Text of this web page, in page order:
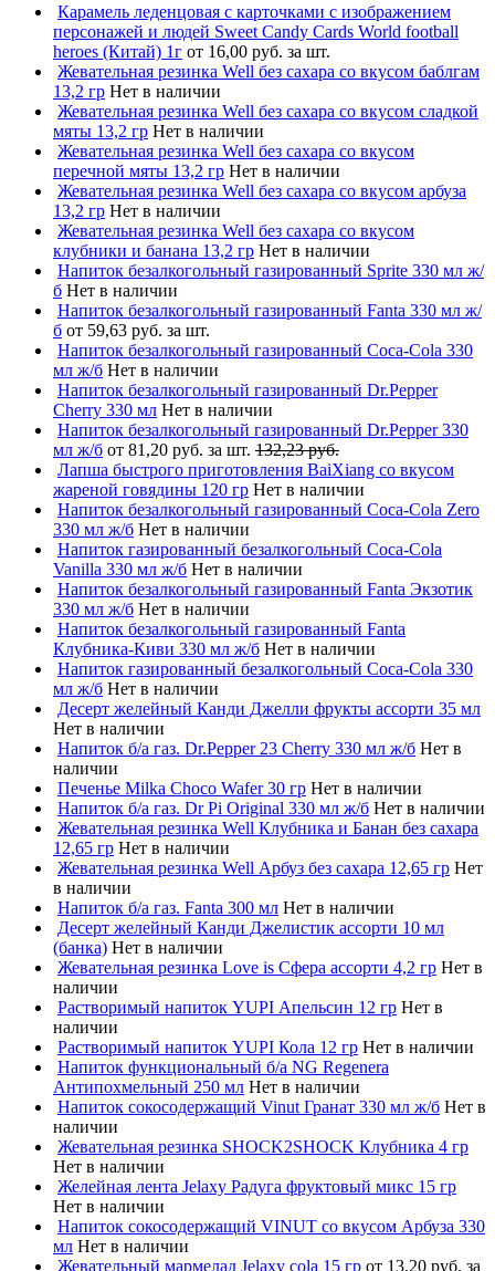
Карамель леденцовая с карточками с изображением
персонажей и людей Sweet Candy Cards World football
heroes (Китай) 1г от 16,00 руб. за шт.
Жевательная резинка Well без сахара со вкусом баблгам
13,2 гр Нет в наличии
Жевательная резинка Well без сахара со вкусом сладкой
мяты 13,2 гр Нет в наличии
Жевательная резинка Well без сахара со вкусом
перечной мяты 13,2 гр Нет в наличии
Жевательная резинка Well без сахара со вкусом арбуза
13,2 гр Нет в наличии
Жевательная резинка Well без сахара со вкусом
клубники и банана 13,2 гр Нет в наличии
Напиток безалкогольный газированный Sprite 330 мл ж/
б Нет в наличии
Напиток безалкогольный газированный Fanta 330 мл ж/
б от 59,63 руб. за шт.
Напиток безалкогольный газированный Coca-Cola 330
мл ж/б Нет в наличии
Напиток безалкогольный газированный Dr.Pepper
Cherry 330 мл Нет в наличии
Напиток безалкогольный газированный Dr.Pepper 330
мл ж/б от 81,20 руб. за шт. 132,23 руб.
Лапша быстрого приготовления BaiXiang со вкусом
жареной говядины 120 гр Нет в наличии
Напиток безалкогольный газированный Coca-Cola Zero
330 мл ж/б Нет в наличии
Напиток газированный безалкогольный Coca-Cola
Vanilla 330 мл ж/б Нет в наличии
Напиток безалкогольный газированный Fanta Экзотик
330 мл ж/б Нет в наличии
Напиток безалкогольный газированный Fanta
Клубника-Киви 330 мл ж/б Нет в наличии
Напиток газированный безалкогольный Coca-Cola 330
мл ж/б Нет в наличии
Десерт желейный Канди Джелли фрукты ассорти 35 мл
Нет в наличии
Напиток б/а газ. Dr.Pepper 23 Cherry 330 мл ж/б Нет в
наличии
Печенье Milka Choco Wafer 30 гр Нет в наличии
Напиток б/а газ. Dr Pi Original 330 мл ж/б Нет в наличии
Жевательная резинка Well Клубника и Банан без сахара
12,65 гр Нет в наличии
Жевательная резинка Well Арбуз без сахара 12,65 гр Нет
в наличии
Напиток б/а газ. Fanta 300 мл Нет в наличии
Десерт желейный Канди Джелистик ассорти 10 мл
(банка) Нет в наличии
Жевательная резинка Love is Сфера ассорти 4,2 гр Нет в
наличии
Растворимый напиток YUPI Апельсин 12 гр Нет в
наличии
Растворимый напиток YUPI Кола 12 гр Нет в наличии
Напиток функциональный б/а NG Regenera
Антипохмельный 250 мл Нет в наличии
Напиток сокосодержащий Vinut Гранат 330 мл ж/б Нет в
наличии
Жевательная резинка SHOCK2SHOCK Клубника 4 гр
Нет в наличии
Желейная лента Jelaxy Радуга фруктовый микс 15 гр
Нет в наличии
Напиток сокосодержащий VINUT со вкусом Арбуза 330
мл Нет в наличии
Жевательный мармелад Jelaxy cola 15 гр от 13,20 руб. за